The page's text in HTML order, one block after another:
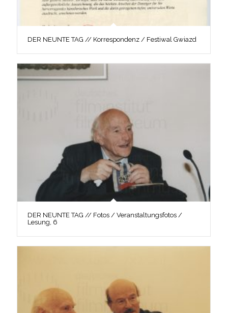
DER NEUNTE TAG // Korrespondenz / Festiwal Gwiazd
DER NEUNTE TAG // Fotos / Veranstaltungsfotos /
Lesung, 6